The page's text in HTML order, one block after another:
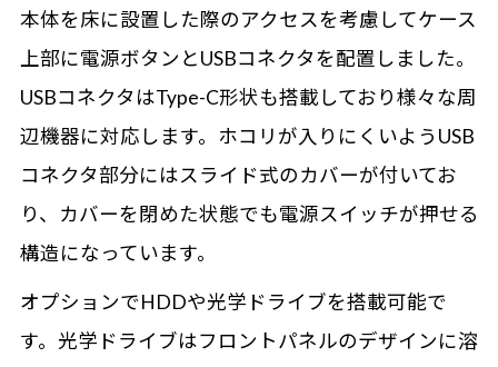
本体を床に設置した際のアクセスを考慮してケース
上部に電源ボタンとUSBコネクタを配置しました。
USBコネクタはType-C形状も搭載しており様々な周
辺機器に対応します。ホコリが入りにくいようUSB
コネクタ部分にはスライド式のカバーが付いてお
り、カバーを閉めた状態でも電源スイッチが押せる
構造になっています。
オプションでHDDや光学ドライブを搭載可能で
す。光学ドライブはフロントパネルのデザインに溶